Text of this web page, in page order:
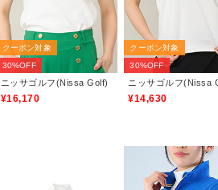
クーポン対象
30%OFF
ニッサゴルフ(Nissa Golf)
¥16,170
クーポン対象
30%OFF
ニッサゴルフ(Nissa
¥14,630